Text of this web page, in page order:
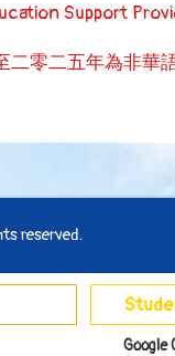
Support
二零二五年為非華
reserved.
Google